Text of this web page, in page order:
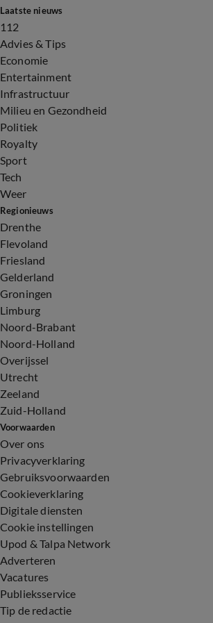
Laatste nieuws
112
Advies & Tips
Economie
Entertainment
Infrastructuur
Milieu en Gezondheid
Politiek
Royalty
Sport
Tech
Weer
Regionieuws
Drenthe
Flevoland
Friesland
Gelderland
Groningen
Limburg
Noord-Brabant
Noord-Holland
Overijssel
Utrecht
Zeeland
Zuid-Holland
Voorwaarden
Over ons
Privacyverklaring
Gebruiksvoorwaarden
Cookieverklaring
Digitale diensten
Cookie instellingen
Upod & Talpa Network
Adverteren
Vacatures
Publieksservice
Tip de redactie